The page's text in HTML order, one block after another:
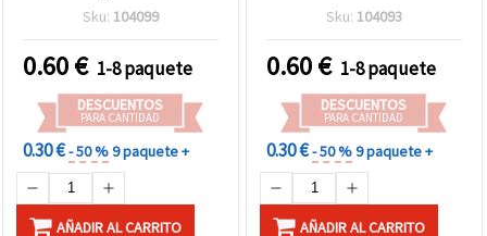
Sku: 104099
0.60€ 1-8 paquete
DESCUENTOS
PARA CANTIDAD
0.30 €- 50 %9 paquete +
AÑADIR AL CARRITO
Sku: 104093
0.60€ 1-8 paquete
DESCUENTOS
PARA CANTIDAD
0.30 €- 50 %9 paquete +
AÑADIR AL CARRITO